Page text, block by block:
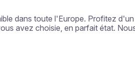
dans toute l'Europe. Profitez
avez choisie, en parfait état.